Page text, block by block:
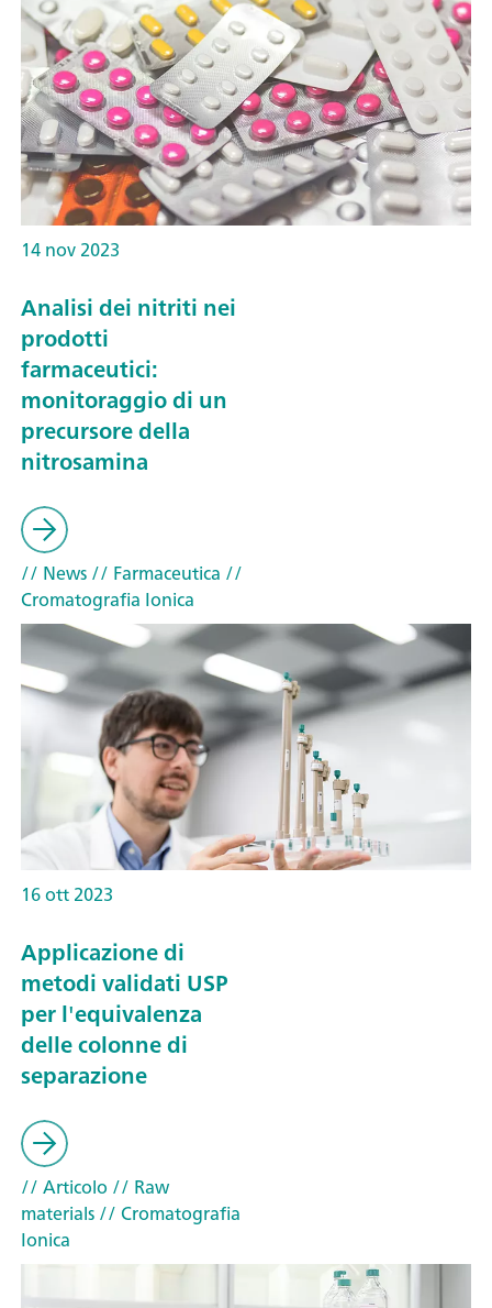
14 nov 2023
Analisi dei nitriti nei
prodotti
farmaceutici:
monitoraggio di un
precursore della
nitrosamina
// News// Farmaceutica //
Cromatografia Ionica
16 ott 2023
Applicazione di
metodi validati USP
per l'equivalenza
delle colonne di
separazione
// Articolo // Raw
materials// Cromatografia
Ionica